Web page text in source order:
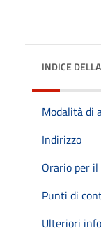
INDICE
Modalità di
Indirizzo
Orario per
Punti di
Ulteriori